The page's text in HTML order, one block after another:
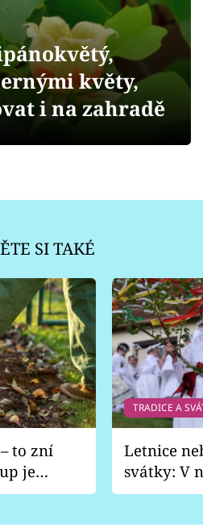
květy,
i na zahradě
SI TAKÉ
to zní
je
TRADICE A
Letnice
svátky: V
pondělí